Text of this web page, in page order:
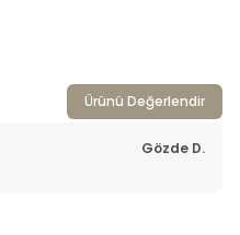
Ürünü Değerlendir
Gözde D.